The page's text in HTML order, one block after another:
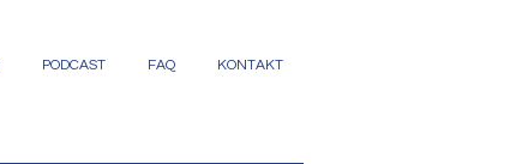
PODCAST FAQ KONTAKT